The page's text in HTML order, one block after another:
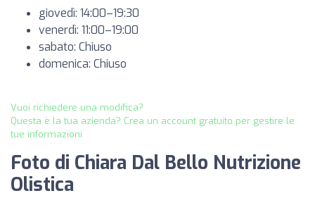
giovedì: 14:00–19:30
venerdì: 11:00–19:00
sabato: Chiuso
domenica: Chiuso
Vuoi richiedere una modifica?
Questa è la tua azienda? Crea un account gratuito per gestire le
tue informazioni
Foto di Chiara Dal Bello Nutrizione
Olistica